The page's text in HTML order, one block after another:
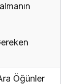
Öğünler